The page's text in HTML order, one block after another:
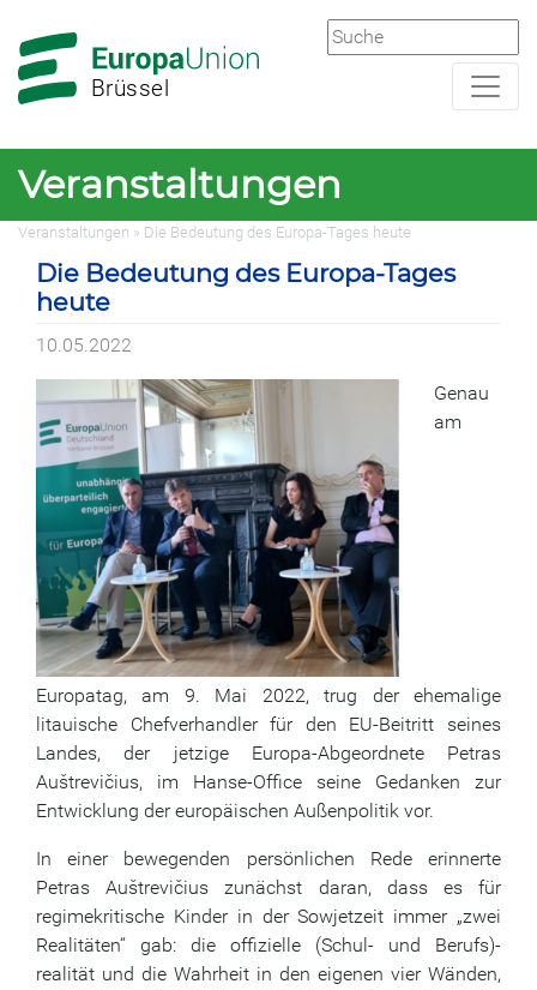
Hauptnavigation
Hauptbereich
Brüssel
Veranstaltungen
Veranstaltungen » Die Bedeutung des Europa-Tages heute
Die Bedeutung des Europa-Tages
heute
10.05.2022
Genau
am
Europatag, am 9. Mai 2022, trug der ehemalige
litauische Chefverhandler für den EU-Beitritt seines
Landes, der jetzige Europa-Abgeordnete Petras
Auštrevičius, im Hanse-Office seine Gedanken zur
Entwicklung der europäischen Außenpolitik vor.
In einer bewegenden persönlichen Rede erinnerte
Petras Auštrevičius zunächst daran, dass es für
regimekritische Kinder in der Sowjetzeit immer „zwei
Realitäten“ gab: die offizielle (Schul- und Berufs)-
realität und die Wahrheit in den eigenen vier Wänden,